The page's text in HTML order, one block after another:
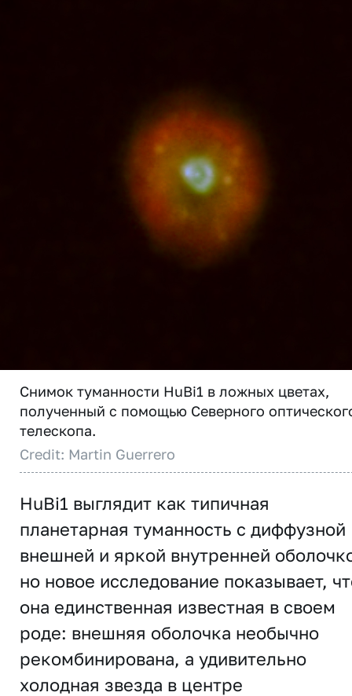
Снимок туманности HuBi1 в ложных цветах,
полученный с помощью Северного
телескопа.
Credit: Martin Guerrero
HuBi1 выглядит как типичная
планетарная туманность с диффузной
внешней и яркой внутренней
но новое исследование показывает,
она единственная известная в своем
роде: внешняя оболочка необычно
рекомбинирована, а удивительно
холодная звезда в центре